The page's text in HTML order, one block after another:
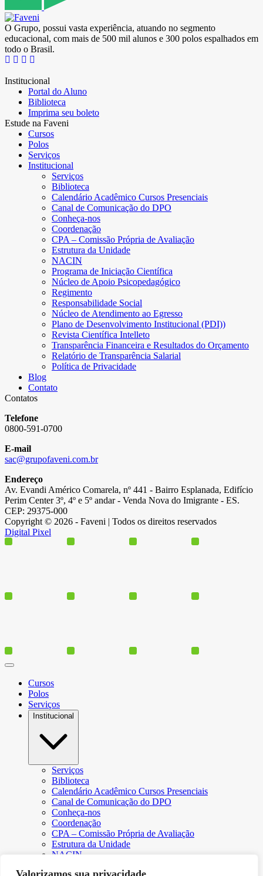
Valorizamos sua privacidade
O Grupo, possui vasta experiência, atuando no segmento
educacional, com mais de 500 mil alunos e 300 polos espalhados em
todo o Brasil.
Institucional
Portal do Aluno
Biblioteca
Imprima seu boleto
Estude na Faveni
Cursos
Polos
Serviços
Institucional
Serviços
Biblioteca
Calendário Acadêmico Cursos Presenciais
Canal de Comunicação do DPO
Conheça-nos
Coordenação
CPA – Comissão Própria de Avaliação
Estrutura da Unidade
NACIN
Programa de Iniciação Científica
Núcleo de Apoio Psicopedagógico
Regimento
Responsabilidade Social
Núcleo de Atendimento ao Egresso
Plano de Desenvolvimento Institucional (PDI))
Revista Científica Intelleto
Transparência Financeira e Resultados do Orçamento
Relatório de Transparência Salarial
Política de Privacidade
Blog
Contato
Contatos
Telefone
0800-591-0700
E-mail
sac@grupofaveni.com.br
Endereço
Av. Evandi Américo Comarela, nº 441 - Bairro Esplanada, Edifício
Perim Center 3º, 4º e 5º andar - Venda Nova do Imigrante - ES.
CEP: 29375-000
Copyright © 2026 - Faveni | Todos os direitos reservados
Digital Pixel
Cursos
Polos
Serviços
Institucional
Serviços
Biblioteca
Calendário Acadêmico Cursos Presenciais
Canal de Comunicação do DPO
Conheça-nos
Coordenação
CPA – Comissão Própria de Avaliação
Estrutura da Unidade
NACIN